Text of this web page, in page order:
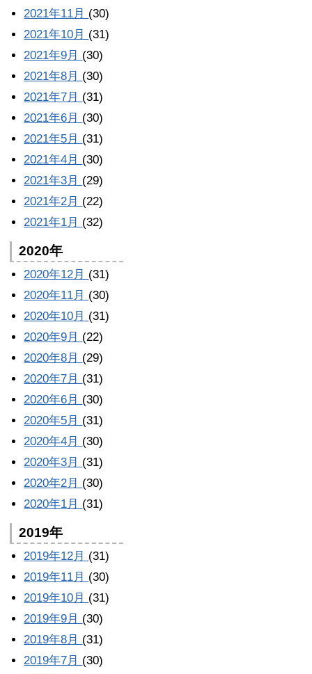
2021年11月 (30)
2021年10月 (31)
2021年9月 (30)
2021年8月 (30)
2021年7月 (31)
2021年6月 (30)
2021年5月 (31)
2021年4月 (30)
2021年3月 (29)
2021年2月 (22)
2021年1月 (32)
2020年
2020年12月 (31)
2020年11月 (30)
2020年10月 (31)
2020年9月 (22)
2020年8月 (29)
2020年7月 (31)
2020年6月 (30)
2020年5月 (31)
2020年4月 (30)
2020年3月 (31)
2020年2月 (30)
2020年1月 (31)
2019年
2019年12月 (31)
2019年11月 (30)
2019年10月 (31)
2019年9月 (30)
2019年8月 (31)
2019年7月 (30)